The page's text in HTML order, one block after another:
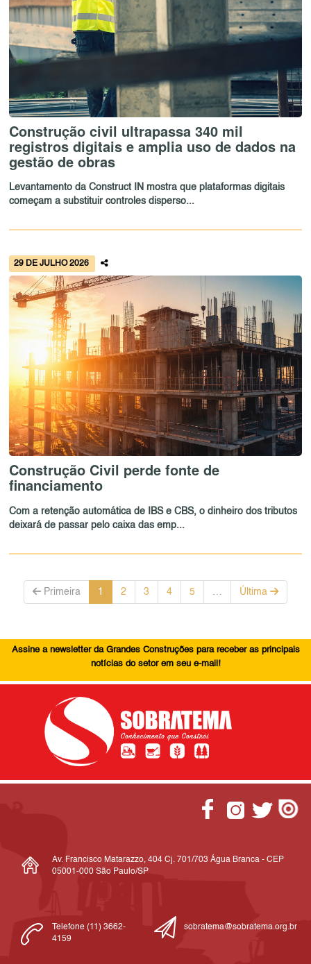
Construção civil ultrapassa 340 mil
registros digitais e amplia uso de dados na
gestão de obras
Levantamento da Construct IN mostra que plataformas digitais
começam a substituir controles disperso...
29 DE JULHO 2026
Construção Civil perde fonte de
financiamento
Com a retenção automática de IBS e CBS, o dinheiro dos tributos
deixará de passar pelo caixa das emp...
Primeira 1 2 3 4 5 … Última
Assine a newsletter da Grandes Construções para receber as principais
notícias do setor em seu e-mail!
Av. Francisco Matarazzo, 404 Cj. 701/703 Água Branca - CEP
05001-000 São Paulo/SP
Telefone (11) 3662-
4159
sobratema@sobratema.org.br